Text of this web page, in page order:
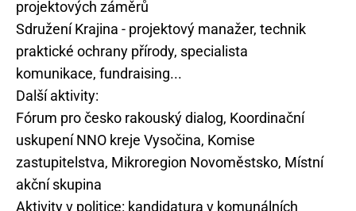
projektových záměrů
Sdružení Krajina - projektový manažer, technik
praktické ochrany přírody, specialista
komunikace, fundraising...
Další aktivity:
Fórum pro česko rakouský dialog, Koordinační
uskupení NNO kreje Vysočina, Komise
zastupitelstva, Mikroregion Novoměstsko, Místní
akční skupina
Aktivity v politice: kandidatura v komunálních